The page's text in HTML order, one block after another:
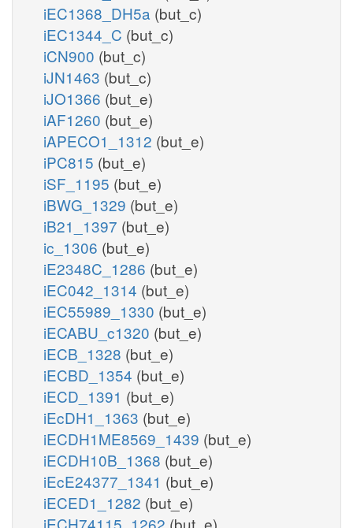
iEC1368_DH5a (but_c)
iEC1344_C (but_c)
iCN900 (but_c)
iJN1463 (but_c)
iJO1366 (but_e)
iAF1260 (but_e)
iAPECO1_1312 (but_e)
iPC815 (but_e)
iSF_1195 (but_e)
iBWG_1329 (but_e)
iB21_1397 (but_e)
ic_1306 (but_e)
iE2348C_1286 (but_e)
iEC042_1314 (but_e)
iEC55989_1330 (but_e)
iECABU_c1320 (but_e)
iECB_1328 (but_e)
iECBD_1354 (but_e)
iECD_1391 (but_e)
iEcDH1_1363 (but_e)
iECDH1ME8569_1439 (but_e)
iECDH10B_1368 (but_e)
iEcE24377_1341 (but_e)
iECED1_1282 (but_e)
iECH74115_1262 (but_e)